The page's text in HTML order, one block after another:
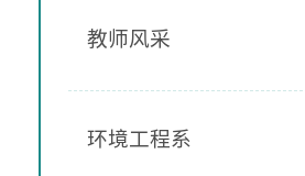
教师风采
环境工程系